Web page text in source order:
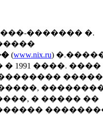
������� �.
(www.nix.ru)
����. ����
� ����� ��